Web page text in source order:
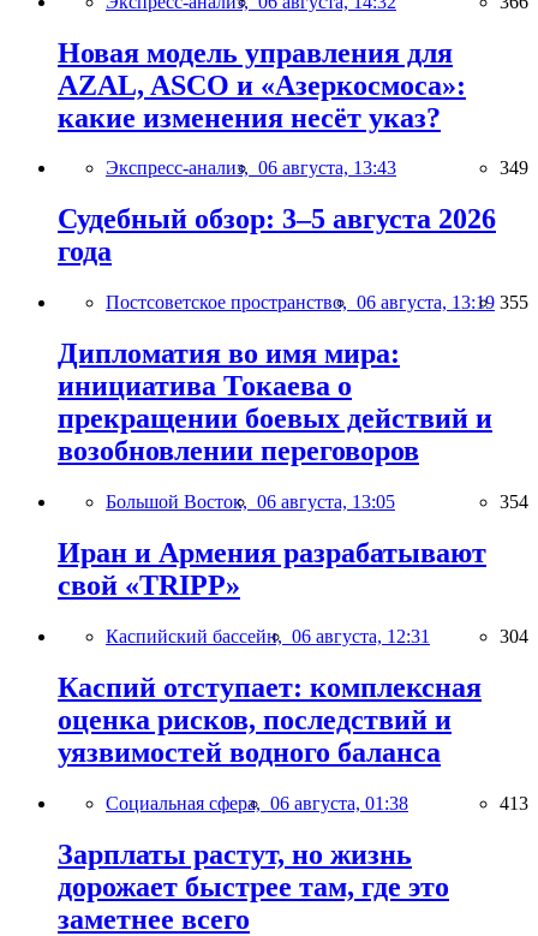
Новая модель управления для
AZAL, ASCO и «Азеркосмоса»:
какие изменения несёт указ?
Экспресс-анализ, 06 августа, 13:43 349
Судебный обзор: 3–5 августа 2026
года
Постсоветское пространство, 06 августа, 13:19 355
Дипломатия во имя мира:
инициатива Токаева о
прекращении боевых действий и
возобновлении переговоров
Большой Восток, 06 августа, 13:05 354
Иран и Армения разрабатывают
свой «TRIPP»
Каспийский бассейн, 06 августа, 12:31 304
Каспий отступает: комплексная
оценка рисков, последствий и
уязвимостей водного баланса
Социальная сфера, 06 августа, 01:38 413
Зарплаты растут, но жизнь
дорожает быстрее там, где это
заметнее всего